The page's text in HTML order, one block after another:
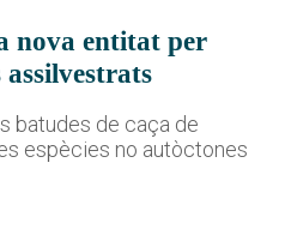
nova entitat per
batudes de caça de
espècies no autòctones